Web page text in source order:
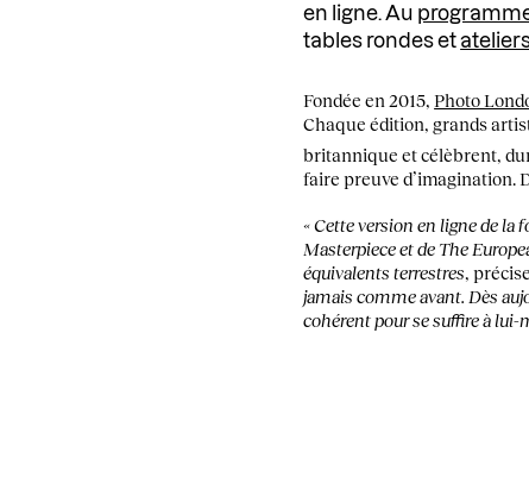
en ligne. Au
tables rondes et
Fondée en 2015,Photo
Chaque édition, grands
britannique et célèbrent,
faire preuve d’imagination.
« Cette version en ligne de la
Masterpiece et de The
équivalents terrestres,
jamais comme avant. Dès
cohérent pour se suffire à lui-